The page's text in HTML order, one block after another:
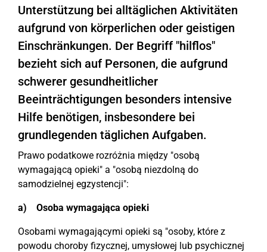
Unterstützung bei alltäglichen Aktivitäten
aufgrund von körperlichen oder geistigen
Einschränkungen. Der Begriff "hilflos"
bezieht sich auf Personen, die aufgrund
schwerer gesundheitlicher
Beeinträchtigungen besonders intensive
Hilfe benötigen, insbesondere bei
grundlegenden täglichen Aufgaben.
Prawo podatkowe rozróżnia między "osobą
wymagającą opieki" a "osobą niezdolną do
samodzielnej egzystencji":
a) Osoba wymagająca opieki
Osobami wymagającymi opieki są "osoby, które z
powodu choroby fizycznej, umysłowej lub psychicznej